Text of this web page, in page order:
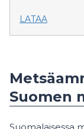
LATAA
Suomen
Suomalaisessa